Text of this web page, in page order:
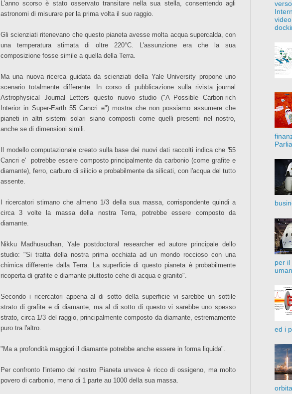
L'anno scorso è stato osservato transitare nella sua stella, consentendo agli
astronomi di misurare per la prima volta il suo raggio.
Gli scienziati ritenevano che questo pianeta avesse molta acqua supercalda, con
una temperatura stimata di oltre 220°C. L'assunzione era che la sua
composizione fosse simile a quella della Terra.
Ma una nuova ricerca guidata da scienziati della Yale University propone uno
scenario totalmente differente. In corso di pubblicazione sulla rivista journal
Astrophysical Journal Letters questo nuovo studio ("A Possible Carbon-rich
Interior in Super-Earth 55 Cancri e") mostra che non possiamo assumere che
pianeti in altri sistemi solari siano composti come quelli presenti nel nostro,
anche se di dimensioni simili.
Il modello computazionale creato sulla base dei nuovi dati raccolti indica che '55
Cancri e' potrebbe essere composto principalmente da carbonio (come grafite e
diamante), ferro, carburo di silicio e probabilmente da silicati, con l'acqua del tutto
assente.
I ricercatori stimano che almeno 1/3 della sua massa, corrispondente quindi a
circa 3 volte la massa della nostra Terra, potrebbe essere composto da
diamante.
Nikku Madhusudhan, Yale postdoctoral researcher ed autore principale dello
studio: "Si tratta della nostra prima occhiata ad un mondo roccioso con una
chimica differente dalla Terra. La superficie di questo pianeta è probabilmente
ricoperta di grafite e diamante piuttosto cehe di acqua e granito".
Secondo i ricercatori appena al di sotto della superficie vi sarebbe un sottile
strato di grafite e di diamante, ma al di sotto di questo vi sarebbe uno spesso
strato, circa 1/3 del raggio, principalmente composto da diamante, estremamente
puro tra l'altro.
"Ma a profondità maggiori il diamante potrebbe anche essere in forma liquida".
Per confronto l'interno del nostro Pianeta unvece è ricco di ossigeno, ma molto
povero di carbonio, meno di 1 parte au 1000 della sua massa.
per il
ed i